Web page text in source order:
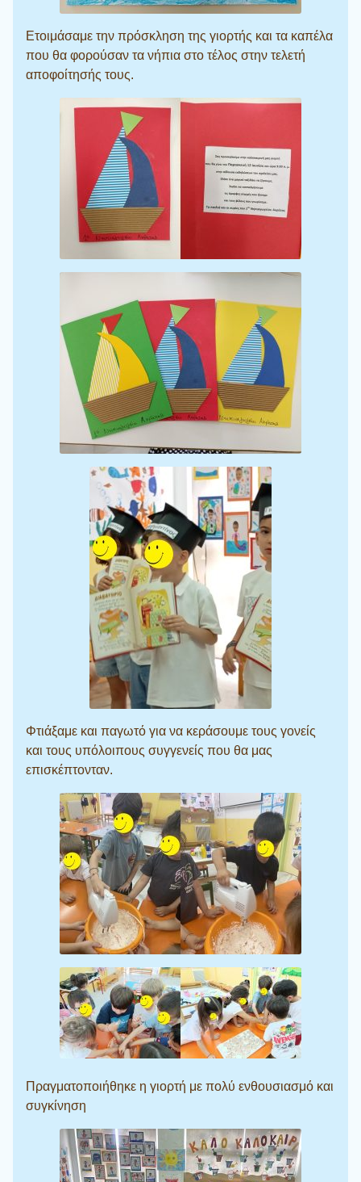
Ετοιμάσαμε την πρόσκληση της γιορτής και τα καπέλα
που θα φορούσαν τα νήπια στο τέλος στην τελετή
αποφοίτησής τους.
Φτιάξαμε και παγωτό για να κεράσουμε τους γονείς
και τους υπόλοιπους συγγενείς που θα μας
επισκέπτονταν.
Πραγματοποιήθηκε η γιορτή με πολύ ενθουσιασμό και
συγκίνηση